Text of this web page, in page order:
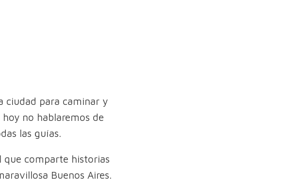
ciudad para caminar y
no hablaremos de
las guías.
que comparte historias
Buenos Aires.